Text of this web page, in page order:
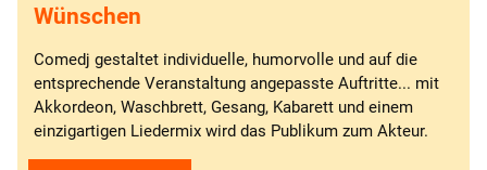
Wünschen
Comedj gestaltet individuelle, humorvolle und auf die
entsprechende Veranstaltung angepasste Auftritte... mit
Akkordeon, Waschbrett, Gesang, Kabarett und einem
einzigartigen Liedermix wird das Publikum zum Akteur.